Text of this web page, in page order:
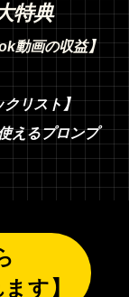
特典
動画の収益】
リスト】
えるプロンプ
す】